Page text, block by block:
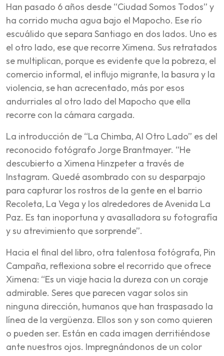
Han pasado 6 años desde “Ciudad Somos Todos” y
ha corrido mucha agua bajo el Mapocho. Ese río
escuálido que separa Santiago en dos lados. Uno es
el otro lado, ese que recorre Ximena. Sus retratados
se multiplican, porque es evidente que la pobreza, el
comercio informal, el influjo migrante, la basura y la
violencia, se han acrecentado, más por esos
andurriales al otro lado del Mapocho que ella
recorre con la cámara cargada.
La introducción de “La Chimba, Al Otro Lado” es del
reconocido fotógrafo Jorge Brantmayer. “He
descubierto a Ximena Hinzpeter a través de
Instagram. Quedé asombrado con su desparpajo
para capturar los rostros de la gente en el barrio
Recoleta, La Vega y los alrededores de Avenida La
Paz. Es tan inoportuna y avasalladora su fotografía
y su atrevimiento que sorprende”.
Hacia el final del libro, otra talentosa fotógrafa, Pin
Campaña, reflexiona sobre el recorrido que ofrece
Ximena: “Es un viaje hacia la dureza con un coraje
admirable. Seres que parecen vagar solos sin
ninguna dirección, humanos que han traspasado la
línea de la vergüenza. Ellos son y son como quieren
o pueden ser. Están en cada imagen derritiéndose
ante nuestros ojos. Impregnándonos de un color